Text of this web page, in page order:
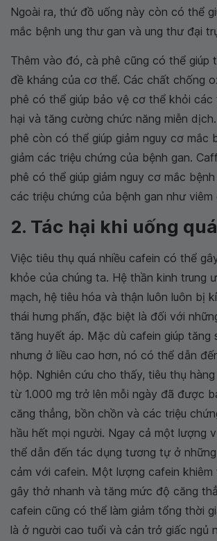
Ngoài ra, thứ đồ uống này còn có thể
mắc bệnh ung thư gan và ung thư đại
Thêm vào đó, cà phê cũng có thể giúp
đề kháng của cơ thể. Các chất chống
phê có thể giúp bảo vệ cơ thể khỏi các
hại và tăng cường chức năng miễn
phê còn có thể giúp giảm nguy cơ mắc
giảm các triệu chứng của bệnh gan.
phê có thể giúp giảm nguy cơ mắc
các triệu chứng của bệnh gan như viêm
2. Tác hại khi uống
Việc tiêu thụ quá nhiều cafein có thể
khỏe của chúng ta. Hệ thần kinh trung
mạch, hệ tiêu hóa và thận luôn luôn bị
thái hưng phấn, đặc biệt là đối với
tăng huyết áp. Mặc dù cafein giúp tăng
nhưng ở liều cao hơn, nó có thể dẫn
hộp. Nghiên cứu cho thấy, tiêu thụ
từ 1.000 mg trở lên mỗi ngày đã được
căng thẳng, bồn chồn và các triệu
hầu hết mọi người. Ngay cả một lượng
thể dẫn đến tác dụng tương tự ở
cảm với cafein. Một lượng cafein
gây thở nhanh và tăng mức độ căng
cafein cũng có thể làm giảm tổng thời
là ở người cao tuổi và cản trở giấc ngủ